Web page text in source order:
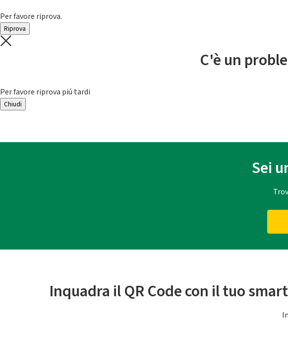
Per favore riprova.
Riprova
C'è un
Per favore riprova piú tardi
Chiudi
Sei
Inquadra il QR Code con il tuo